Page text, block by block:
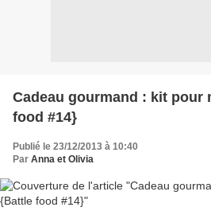
Cadeau gourmand : kit pour
food #14}
Publié le 23/12/2013 à 10:40
Par Anna et Olivia